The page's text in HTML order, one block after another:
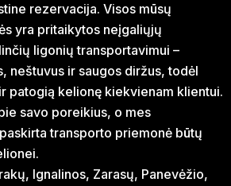
rezervacija. Visos mūsų
yra pritaikytos neįgaliųjų
ligonių transportavimui –
neštuvus ir saugos diržus, todėl
patogią kelionę kiekvienam klientui.
savo poreikius, o mes
transporto priemonė būtų
Ignalinos, Zarasų, Panevėžio,